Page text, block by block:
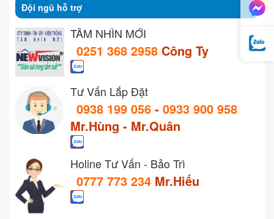
Đội ngũ hỗ trợ
TẦM NHÌN MỚI
0251 368 2958 Công Ty
Tư Vấn Lắp Đặt
0938 199 056 - 0933 900 958
Mr.Hùng - Mr.Quân
Holine Tư Vấn - Bảo Trì
0777 773 234 Mr.Hiếu